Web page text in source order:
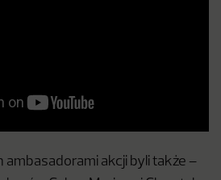
ambasadorami akcji byli także –